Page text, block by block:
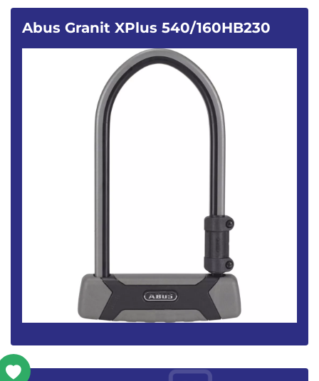
Abus Granit XPlus 540/160HB230